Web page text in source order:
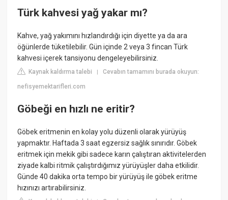
Türk kahvesi yağ yakar mı?
Kahve, yağ yakımını hızlandırdığı için diyette ya da ara
öğünlerde tüketilebilir. Gün içinde 2 veya 3 fincan Türk
kahvesi içerek tansiyonu dengeleyebilirsiniz.
Kaynak kaldırma talebi |Cevabın tamamını burada okuyun:
nefisyemektarifleri.com
Göbeği en hızlı ne eritir?
Göbek eritmenin en kolay yolu düzenli olarak yürüyüş
yapmaktır. Haftada 3 saat egzersiz sağlık sınırıdır. Göbek
eritmek için mekik gibi sadece karın çalıştıran aktivitelerden
ziyade kalbi ritmik çalıştırdığımız yürüyüşler daha etkilidir.
Günde 40 dakika orta tempo bir yürüyüş ile göbek eritme
hızınızı artırabilirsiniz.